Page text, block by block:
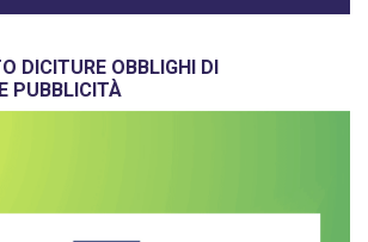
DICITURE OBBLIGHI DI
PUBBLICITÀ